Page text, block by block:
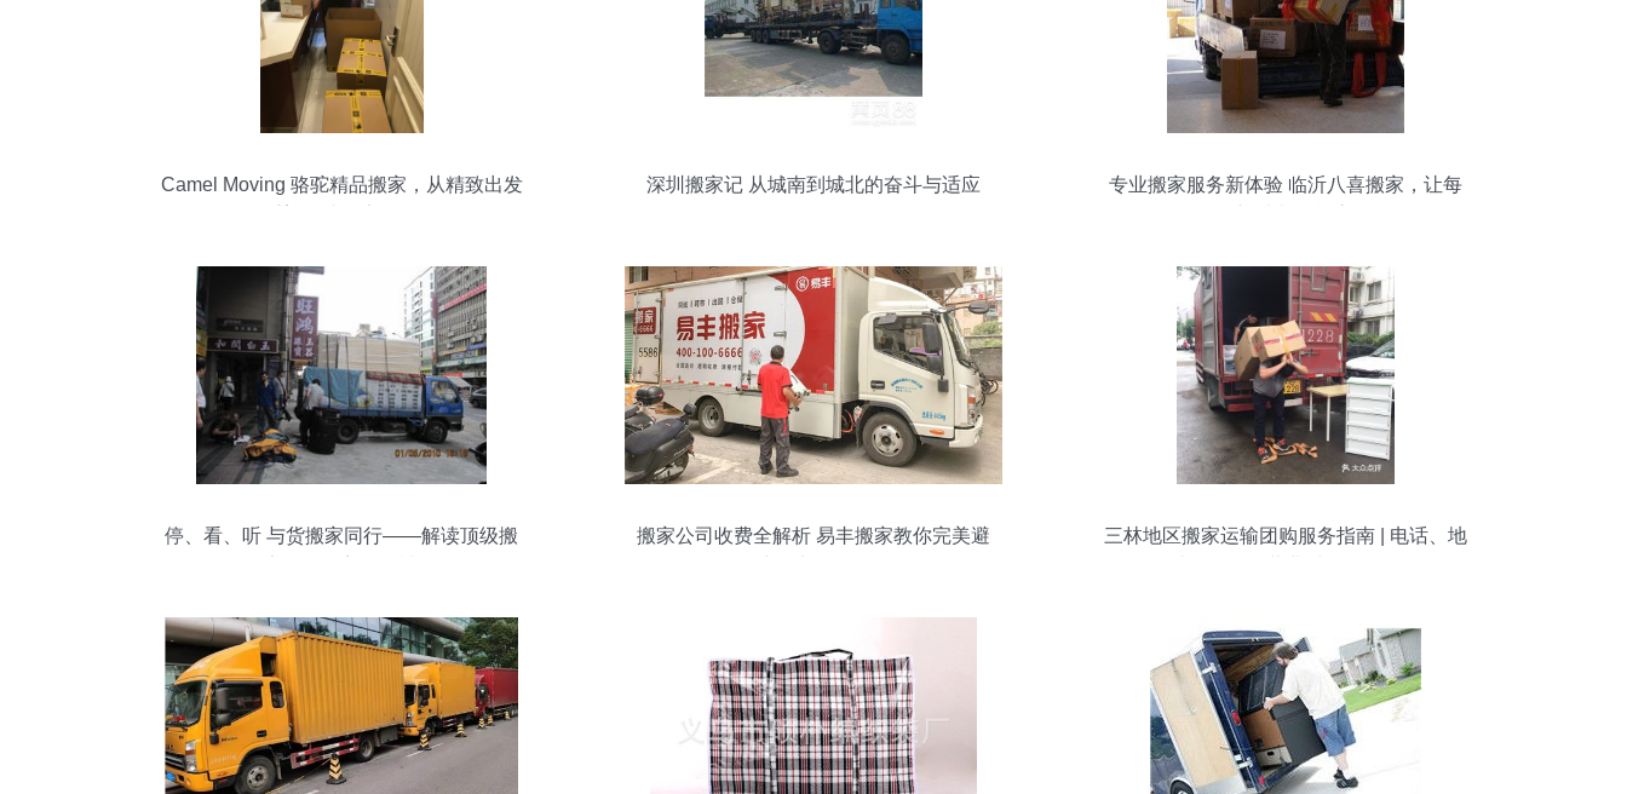
Camel Moving 骆驼精品搬家，从精致出发
深圳搬家记 从城南到城北的奋斗与适应
专业搬家服务新体验 临沂八喜搬家，让每
停、看、听 与货搬家同行——解读顶级搬
搬家公司收费全解析 易丰搬家教你完美避
三林地区搬家运输团购服务指南 | 电话、地